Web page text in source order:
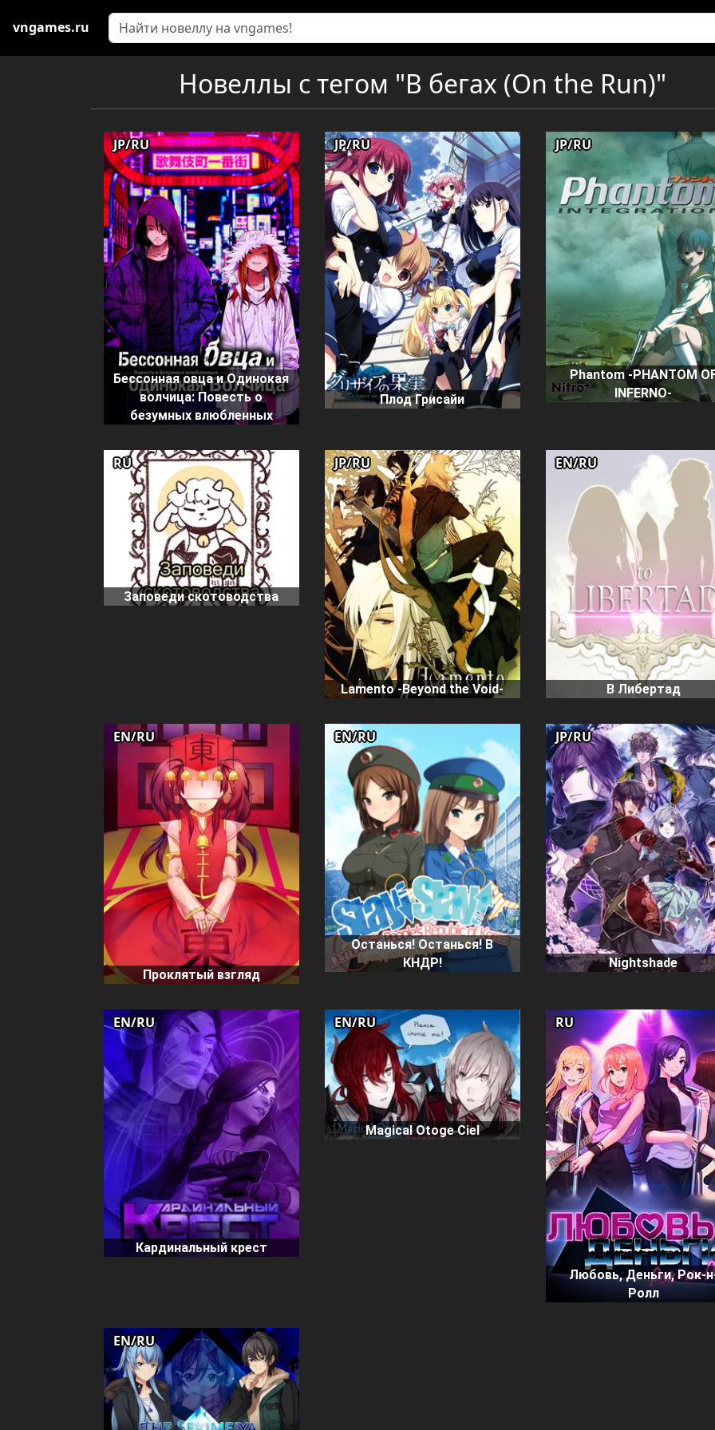
vngames.ru
Новеллы с тегом "В бегах (On the Run)"
Бессонная овца и Одинокая
волчица: Повесть о
безумных влюбленных
JP/RU
Плод Грисайи
JP/RU
Phantom -PHANTOM
INFERNO-
JP/RU
Заповеди скотоводства
RU
Lamento -Beyond the Void-
JP/RU
В Либертад
EN/RU
Проклятый взгляд
EN/RU
Останься! Останься! В
КНДР!
EN/RU
Nightshade
JP/RU
Кардинальный крест
EN/RU
Magical Otoge Ciel
EN/RU
Любовь, Деньги, Рок-
Ролл
RU
EN/RU